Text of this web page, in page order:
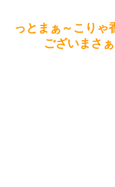
っとまぁ～こりゃ
ございまさ